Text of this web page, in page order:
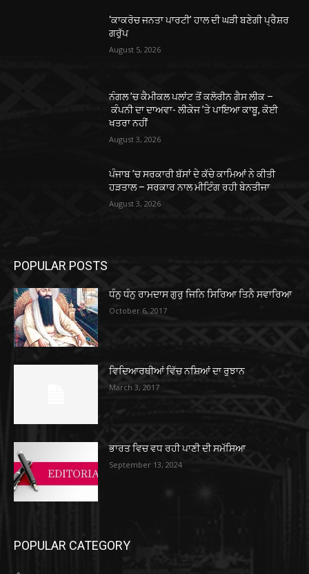
‘ਕਾਕਰੋਚ ਜਨਤਾ ਪਾਰਟੀ’ ਹਾਲ ਦੀ ਘੜੀ ਬਣੇਗੀ ਪ੍ਰੈਸ਼ਰ
ਗਰੁੱਪ
August 5, 2026
ਨੰਗਲ ’ਚ ਕੈਮੀਕਲ ਪਲਾਂਟ ਤੋਂ ਕਲੋਰੀਨ ਗੈਸ ਲੀਕ –
ਕੰਪਨੀ ਦਾ ਦਾਅਵਾ- ਲੀਕੇਜ ’ਤੇ ਪਾਇਆ ਕਾਬੂ, ਕੋਈ
ਖਤਰਾ ਨਹੀਂ
August 3, 2026
ਪੰਜਾਬ ’ਚ ਸਰਕਾਰੀ ਬੱਸਾਂ ਦੇ ਕੱਚੇ ਕਾਮਿਆਂ ਨੇ ਕੀਤੀ
ਹੜਤਾਲ – ਸਰਕਾਰ ਨਾਲ ਮੀਟਿੰਗ ਰਹੀ ਬੇਨਤੀਜਾ
August 3, 2026
POPULAR POSTS
ਧੰਨੁ ਧੰਨੁ ਰਾਮਦਾਸ ਗੁਰੁ ਜਿਨਿ ਸਿਰਿਆ ਤਿਨੈ ਸਵਾਰਿਆ
October 6, 2017
ਵਿਦਿਆਰਥੀਆਂ ਵਿੱਚ ਨਸ਼ਿਆਂ ਦਾ ਰੁਝਾਨ
March 3, 2017
ਭਾਰਤ ਵਿਚ ਵਧ ਰਹੀ ਪਾਣੀ ਦੀ ਸਮੱਸਿਆ
September 13, 2024
POPULAR CATEGORY